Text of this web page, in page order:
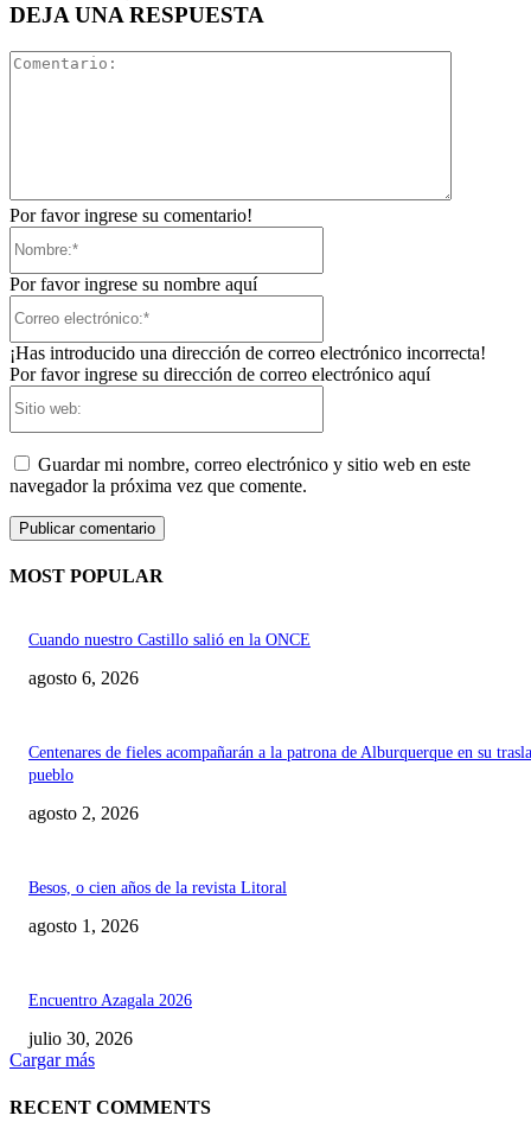
DEJA UNA RESPUESTA
Por favor ingrese su comentario!
Por favor ingrese su nombre aquí
¡Has introducido una dirección de correo electrónico incorrecta!
Por favor ingrese su dirección de correo electrónico aquí
Guardar mi nombre, correo electrónico y sitio web en este
navegador la próxima vez que comente.
MOST POPULAR
Cuando nuestro Castillo salió en la ONCE
agosto 6, 2026
Centenares de fieles acompañarán a la patrona de Alburquerque en su
pueblo
agosto 2, 2026
Besos, o cien años de la revista Litoral
agosto 1, 2026
Encuentro Azagala 2026
julio 30, 2026
Cargar más
RECENT COMMENTS